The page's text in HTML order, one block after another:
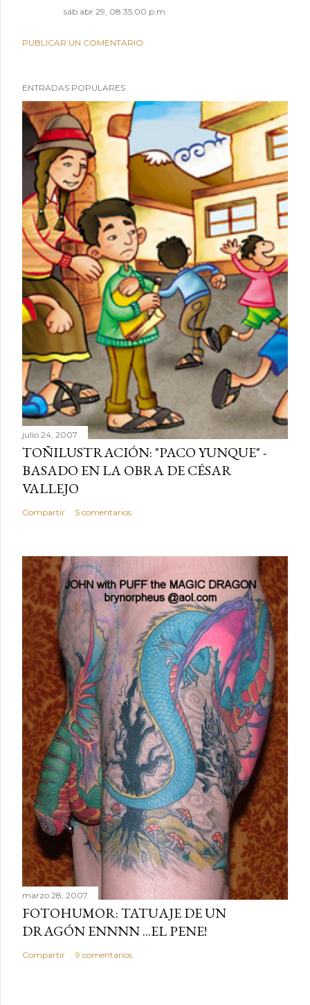
sáb abr 29, 08:35:00 p.m.
PUBLICAR UN COMENTARIO
ENTRADAS POPULARES
julio 24, 2007
TOÑILUSTRACIÓN: "PACO YUNQUE" -
BASADO EN LA OBRA DE CÉSAR
VALLEJO
Compartir 5 comentarios
marzo 28, 2007
FOTOHUMOR: TATUAJE DE UN
DRAGÓN ENNNN ...EL PENE!
Compartir 9 comentarios